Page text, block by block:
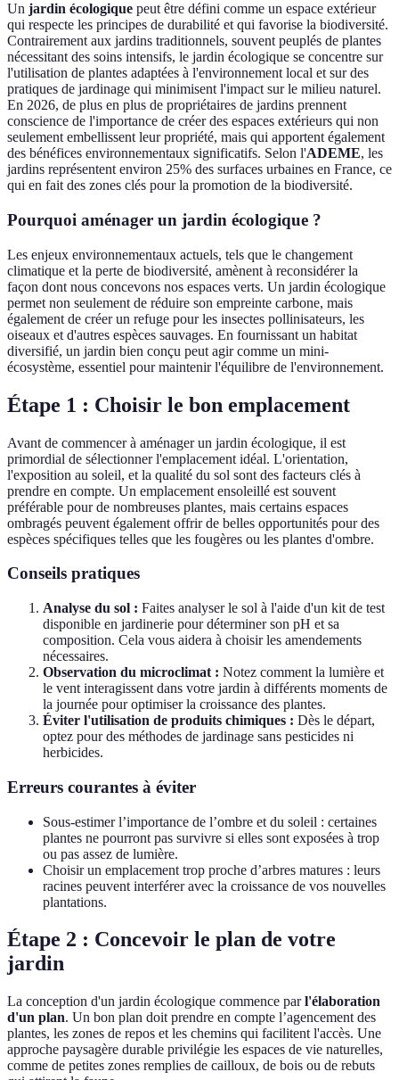
Un jardin écologique peut être défini comme un espace extérieur
qui respecte les principes de durabilité et qui favorise la biodiversité.
Contrairement aux jardins traditionnels, souvent peuplés de plantes
nécessitant des soins intensifs, le jardin écologique se concentre sur
l'utilisation de plantes adaptées à l'environnement local et sur des
pratiques de jardinage qui minimisent l'impact sur le milieu naturel.
En 2026, de plus en plus de propriétaires de jardins prennent
conscience de l'importance de créer des espaces extérieurs qui non
seulement embellissent leur propriété, mais qui apportent également
des bénéfices environnementaux significatifs. Selon l'ADEME, les
jardins représentent environ 25% des surfaces urbaines en France, ce
qui en fait des zones clés pour la promotion de la biodiversité.
Pourquoi aménager un jardin écologique ?
Les enjeux environnementaux actuels, tels que le changement
climatique et la perte de biodiversité, amènent à reconsidérer la
façon dont nous concevons nos espaces verts. Un jardin écologique
permet non seulement de réduire son empreinte carbone, mais
également de créer un refuge pour les insectes pollinisateurs, les
oiseaux et d'autres espèces sauvages. En fournissant un habitat
diversifié, un jardin bien conçu peut agir comme un mini-
écosystème, essentiel pour maintenir l'équilibre de l'environnement.
Étape 1 : Choisir le bon emplacement
Avant de commencer à aménager un jardin écologique, il est
primordial de sélectionner l'emplacement idéal. L'orientation,
l'exposition au soleil, et la qualité du sol sont des facteurs clés à
prendre en compte. Un emplacement ensoleillé est souvent
préférable pour de nombreuses plantes, mais certains espaces
ombragés peuvent également offrir de belles opportunités pour des
espèces spécifiques telles que les fougères ou les plantes d'ombre.
Conseils pratiques
Analyse du sol : Faites analyser le sol à l'aide d'un kit de test
disponible en jardinerie pour déterminer son pH et sa
composition. Cela vous aidera à choisir les amendements
nécessaires.
Observation du microclimat : Notez comment la lumière et
le vent interagissent dans votre jardin à différents moments de
la journée pour optimiser la croissance des plantes.
Éviter l'utilisation de produits chimiques : Dès le départ,
optez pour des méthodes de jardinage sans pesticides ni
herbicides.
Erreurs courantes à éviter
Sous-estimer l’importance de l’ombre et du soleil : certaines
plantes ne pourront pas survivre si elles sont exposées à trop
ou pas assez de lumière.
Choisir un emplacement trop proche d’arbres matures : leurs
racines peuvent interférer avec la croissance de vos nouvelles
plantations.
Étape 2 : Concevoir le plan de votre
jardin
La conception d'un jardin écologique commence parl'élaboration
d'un plan. Un bon plan doit prendre en compte l’agencement des
plantes, les zones de repos et les chemins qui facilitent l'accès. Une
approche paysagère durable privilégie les espaces de vie naturelles,
comme de petites zones remplies de cailloux, de bois ou de rebuts